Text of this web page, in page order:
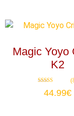
Magic Yoyo
K2
4.88
44.99€